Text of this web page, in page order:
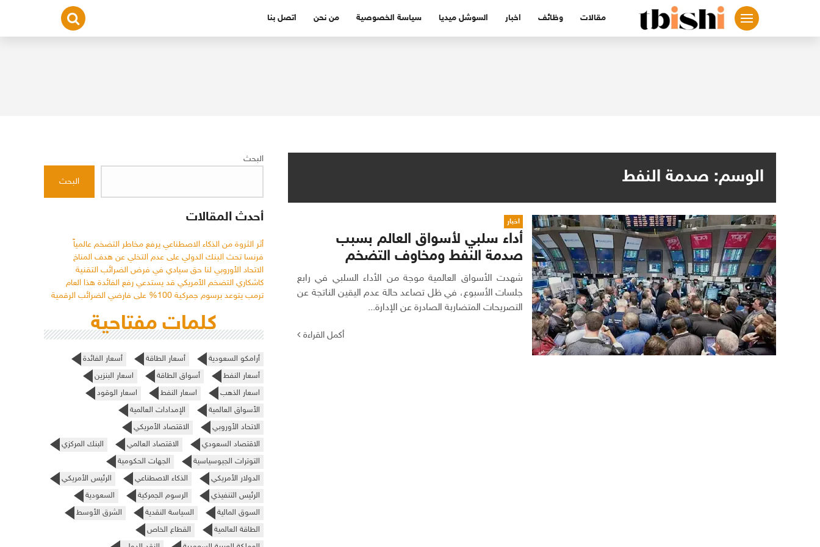
مقالات وظائف اخبار السوشل ميديا سياسة الخصوصية من نحن اتصل بنا
الوسم: صدمة النفط
اخبار
أداء سلبي لأسواق العالم بسبب
صدمة النفط ومخاوف التضخم
شهدت الأسواق العالمية موجة من الأداء السلبي في رابع
جلسات الأسبوع، في ظل تصاعد حالة عدم اليقين الناتجة عن
التصريحات المتضاربة الصادرة عن الإدارة...
أكمل القراءة
البحث
البحث
أحدث المقالات
أثر الثروة من الذكاء الاصطناعي يرفع مخاطر التضخم عالمياً
فرنسا تحث البنك الدولي على عدم التخلي عن هدف المناخ
الاتحاد الأوروبي لنا حق سيادي في فرض الضرائب التقنية
كاشكاري التضخم الأمريكي قد يستدعي رفع الفائدة هذا العام
ترمب يتوعد برسوم جمركية 100% على فارضي الضرائب الرقمية
كلمات مفتاحية
أرامكو السعودية أسعار الطاقة
أسعار الفائدة
أسعار النفط
أسواق الطاقة
اسعار البنزين
اسعار الذهب
اسعار النفط
اسعار الوقود
الأسواق العالمية
الإمدادات العالمية
الاتحاد الأوروبي
الاقتصاد الأمريكي
الاقتصاد السعودي
الاقتصاد العالمي
البنك المركزي
التوترات الجيوسياسية
الجهات الحكومية
الدولار الأمريكي
الذكاء الاصطناعي
الرئيس الأمريكي
الرئيس التنفيذي
الرسوم الجمركية
السعودية
السوق المالية
السياسة النقدية
الشرق الأوسط
الطاقة العالمية
القطاع الخاص